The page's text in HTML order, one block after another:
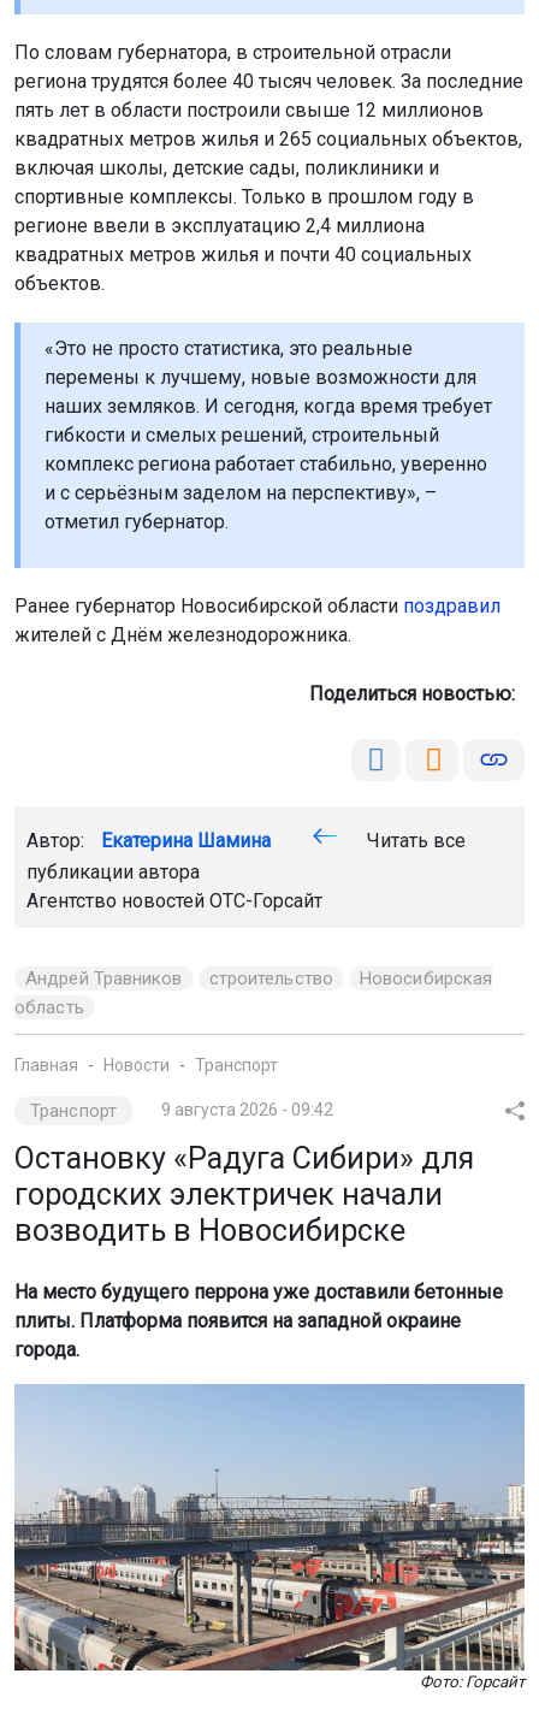
По словам губернатора, в строительной отрасли
региона трудятся более 40 тысяч человек. За последние
пять лет в области построили свыше 12 миллионов
квадратных метров жилья и 265 социальных объектов,
включая школы, детские сады, поликлиники и
спортивные комплексы. Только в прошлом году в
регионе ввели в эксплуатацию 2,4 миллиона
квадратных метров жилья и почти 40 социальных
объектов.
«Это не просто статистика, это реальные
перемены к лучшему, новые возможности для
наших земляков. И сегодня, когда время требует
гибкости и смелых решений, строительный
комплекс региона работает стабильно, уверенно
и с серьёзным заделом на перспективу», –
отметил губернатор.
Ранее губернатор Новосибирской области поздравил
жителей с Днём железнодорожника.
Поделиться новостью:
Автор: Екатерина Шамина
Читать все
публикации автора
Агентство новостей ОТС-Горсайт
Андрей Травников строительство
Новосибирская
область
Главная Новости Транспорт
Транспорт 9 августа 2026 - 09:42
Остановку «Радуга Сибири» для
городских электричек начали
возводить в Новосибирске
На место будущего перрона уже доставили бетонные
плиты. Платформа появится на западной окраине
города.
Фото: Горсайт